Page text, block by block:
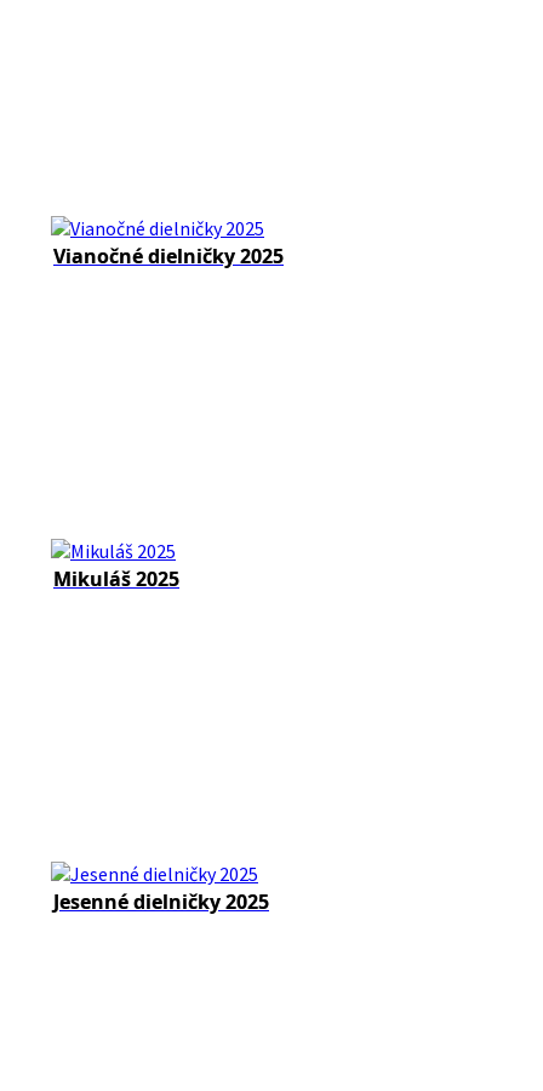
Vianočné dielničky 2025
Mikuláš 2025
Jesenné dielničky 2025